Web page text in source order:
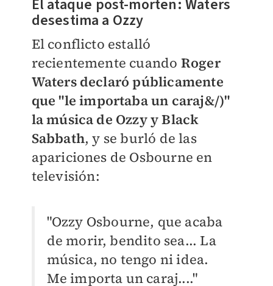
El ataque post-morten: Waters
desestima a Ozzy
El conflicto estalló
recientemente cuando Roger
Waters declaró públicamente
que "le importaba un caraj&/)"
la música de Ozzy y Black
Sabbath, y se burló de las
apariciones de Osbourne en
televisión:
"Ozzy Osbourne, que acaba
de morir, bendito sea... La
música, no tengo ni idea.
Me importa un caraj...."